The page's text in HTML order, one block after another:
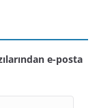
e-posta